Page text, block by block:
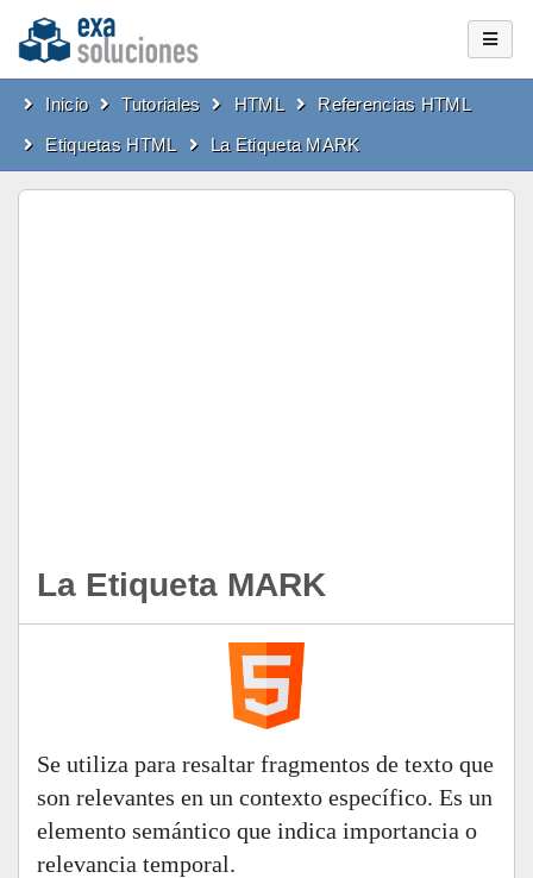
Inicio Tutoriales HTML
Referencias HTML
Etiquetas HTML
La Etiqueta MARK
La Etiqueta MARK
Se utiliza para resaltar fragmentos de texto que
son relevantes en un contexto específico. Es un
elemento semántico que indica importancia o
relevancia temporal.